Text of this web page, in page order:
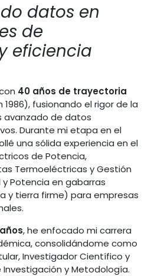
datos en
de
eficiencia
40 años de trayectoria
1986), fusionando el rigor de la
avanzado de datos
Durante mi etapa en el
una sólida experiencia en el
de Potencia,
Termoeléctricas y Gestión
Potencia en gabarras
y tierra firme) para empresas
, he enfocado mi carrera
consolidándome como
Investigador Científico y
y Metodología.